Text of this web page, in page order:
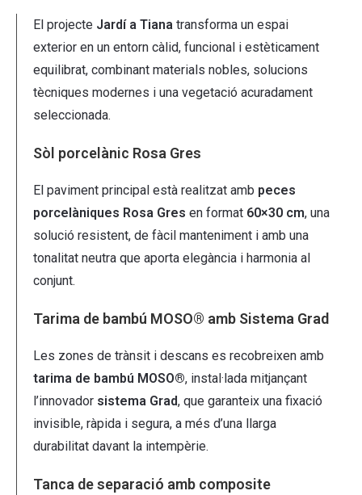
El projecte Jardí a Tiana transforma un espai
exterior en un entorn càlid, funcional i estèticament
equilibrat, combinant materials nobles, solucions
tècniques modernes i una vegetació acuradament
seleccionada.
Sòl porcelànic Rosa Gres
El paviment principal està realitzat amb peces
porcelàniques Rosa Gres en format 60×30 cm, una
solució resistent, de fàcil manteniment i amb una
tonalitat neutra que aporta elegància i harmonia al
conjunt.
Tarima de bambú MOSO® amb Sistema Grad
Les zones de trànsit i descans es recobreixen amb
tarima de bambú MOSO®, instal·lada mitjançant
l’innovador sistema Grad, que garanteix una fixació
invisible, ràpida i segura, a més d’una llarga
durabilitat davant la intempèrie.
Tanca de separació amb composite